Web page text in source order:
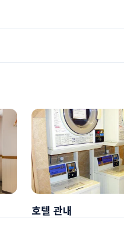
호텔 관내